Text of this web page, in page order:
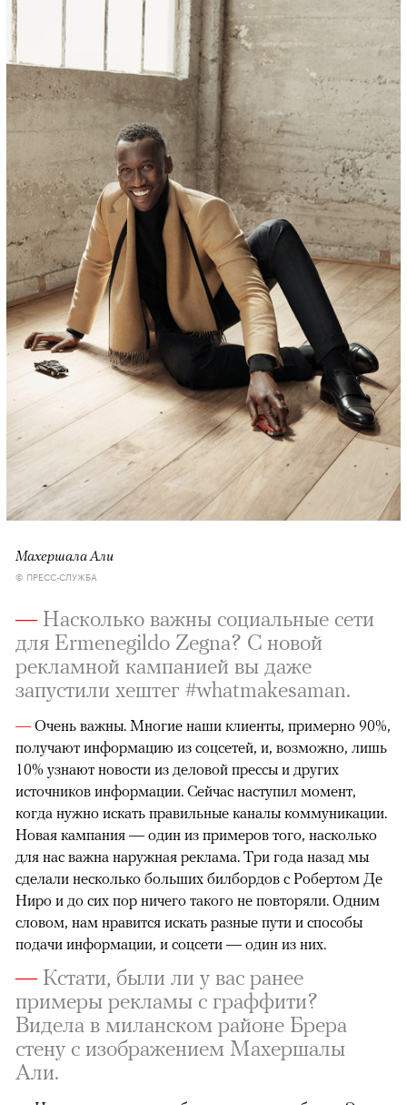
Махершала Али
© ПРЕСС-СЛУЖБА
—Насколько важны социальные сети
для Ermenegildo Zegna? С новой
рекламной кампанией вы даже
запустили хештег #whatmakesaman.
— Очень важны. Многие наши клиенты, примерно 90%,
получают информацию из соцсетей, и, возможно, лишь
10% узнают новости из деловой прессы и других
источников информации. Сейчас наступил момент,
когда нужно искать правильные каналы коммуникации.
Новая кампания — один из примеров того, насколько
для нас важна наружная реклама. Три года назад мы
сделали несколько больших билбордов с Робертом Де
Ниро и до сих пор ничего такого не повторяли. Одним
словом, нам нравится искать разные пути и способы
подачи информации, и соцсети — один из них.
—Кстати, были ли у вас ранее
примеры рекламы с граффити?
Видела в миланском районе Брера
стену с изображением Махершалы
Али.